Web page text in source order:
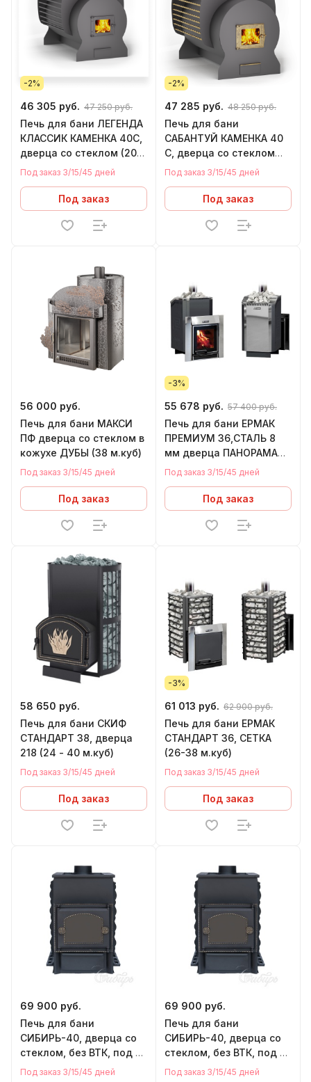
-2%
46 305 руб. 47 250 руб.
Печь для бани ЛЕГЕНДА
КЛАССИК КАМЕНКА 40C,
дверца со стеклом (20-
40 м.куб)
Под заказ 3/15/45 дней
Под заказ
-2%
47 285 руб. 48 250 руб.
Печь для бани
САБАНТУЙ КАМЕНКА 40
С, дверца со стеклом
(20 - 40 м.куб)
Под заказ 3/15/45 дней
Под заказ
56 000 руб.
Печь для бани МАКСИ
ПФ дверца со стеклом в
кожухе ДУБЫ (38 м.куб)
Под заказ 3/15/45 дней
Под заказ
-3%
55 678 руб. 57 400 руб.
Печь для бани ЕРМАК
ПРЕМИУМ 36,СТАЛЬ 8
мм дверца ПАНОРАМА
(26-40 м.куб)
Под заказ 3/15/45 дней
Под заказ
58 650 руб.
Печь для бани СКИФ
СТАНДАРТ 38, дверца
218 (24 - 40 м.куб)
Под заказ 3/15/45 дней
Под заказ
-3%
61 013 руб. 62 900 руб.
Печь для бани ЕРМАК
СТАНДАРТ 36, СЕТКА
(26-38 м.куб)
Под заказ 3/15/45 дней
Под заказ
69 900 руб.
Печь для бани
СИБИРЬ-40, дверца со
стеклом, без ВТК, под Т/
О (правый)
Под заказ 3/15/45 дней
69 900 руб.
Печь для бани
СИБИРЬ-40, дверца со
стеклом, без ВТК, под Т/
О (левый)
Под заказ 3/15/45 дней